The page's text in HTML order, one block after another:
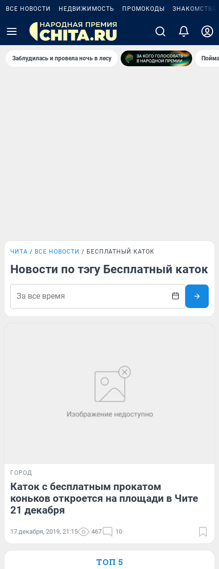
ВСЕ НОВОСТИ НЕДВИЖИМОСТЬ ПРОМОКОДЫ ЗНАКОМСТВА
Заблудилась и провела ночь в лесу
ЧИТА ВСЕ НОВОСТИ БЕСПЛАТНЫЙ КАТОК
Новости по тэгу Бесплатный каток
ГОРОД
Каток с бесплатным прокатом
коньков откроется на площади в Чите
21 декабря
17 декабря, 2019, 21:15 467 10
ТОП 5